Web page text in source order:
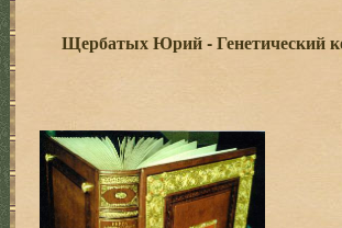
Щербатых Юрий - Генетический